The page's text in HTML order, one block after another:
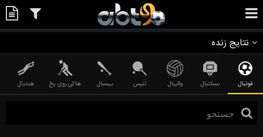
نتایج زنده
فوتبال بسکتبال والیبال تنیس بیسبال هاکی روی یخ هندبال